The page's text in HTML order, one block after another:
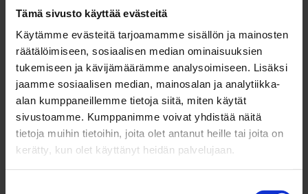
Tämä sivusto käyttää evästeitä
Käytämme evästeitä tarjoamamme sisällön ja mainosten
räätälöimiseen, sosiaalisen median ominaisuuksien
tukemiseen ja kävijämäärämme analysoimiseen. Lisäksi
jaamme sosiaalisen median, mainosalan ja analytiikka-
alan kumppaneillemme tietoja siitä, miten käytät
sivustoamme. Kumppanimme voivat yhdistää näitä
tietoja muihin tietoihin, joita olet antanut heille tai joita on
kerätty, kun olet käyttänyt heidän palvelujaan.